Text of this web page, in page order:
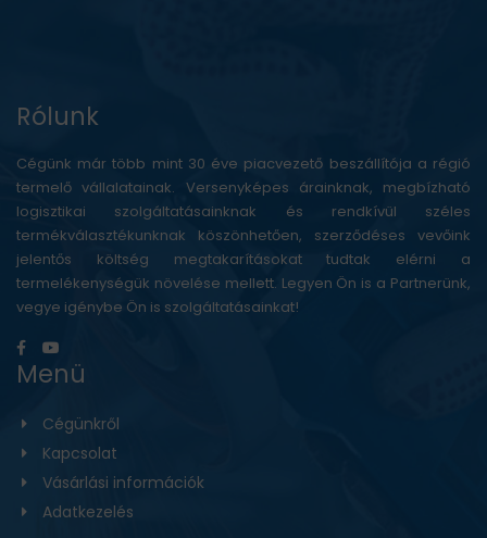
Rólunk
Cégünk már több mint 30 éve piacvezető beszállítója a régió
termelő vállalatainak. Versenyképes árainknak, megbízható
logisztikai szolgáltatásainknak és rendkívül széles
termékválasztékunknak köszönhetően, szerződéses vevőink
jelentős költség megtakarításokat tudtak elérni a
termelékenységük növelése mellett. Legyen Ön is a Partnerünk,
vegye igénybe Ön is szolgáltatásainkat!
Menü
Cégünkről
Kapcsolat
Vásárlási információk
Adatkezelés